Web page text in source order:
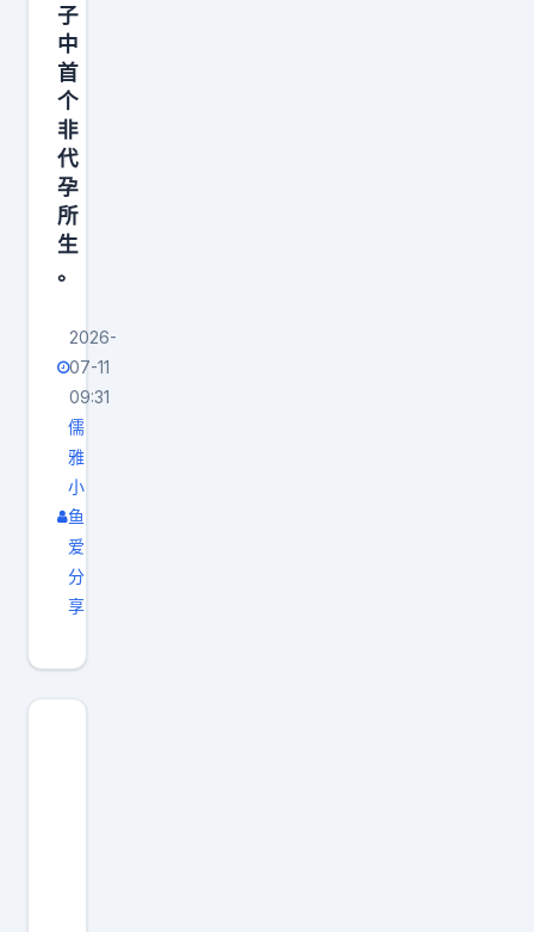
子
中
首
个
非
代
孕
所
生
。
2026-
07-11
09:31
儒
雅
小
鱼
爱
分
享